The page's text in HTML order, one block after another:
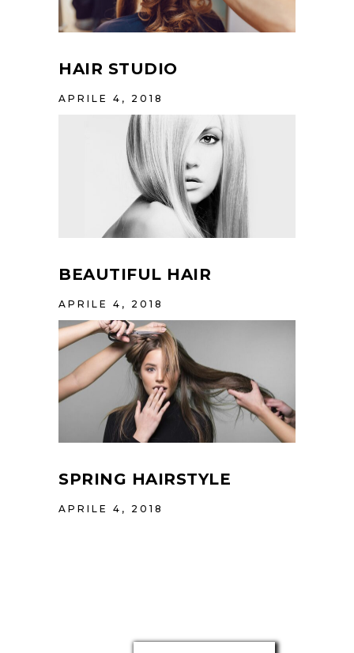
HAIR STUDIO
APRILE 4, 2018
BEAUTIFUL HAIR
APRILE 4, 2018
SPRING HAIRSTYLE
APRILE 4, 2018